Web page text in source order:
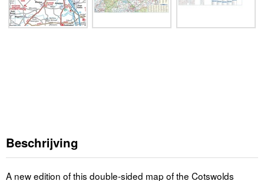
Beschrijving
A new edition of this double-sided map of the Cotswolds